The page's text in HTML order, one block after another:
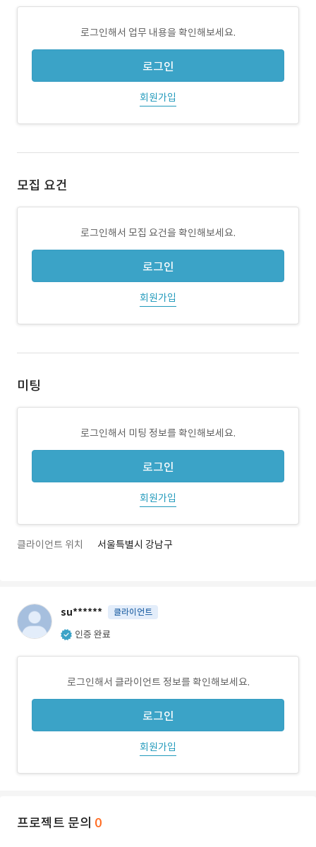
로그인해서 업무 내용을 확인해보세요.
로그인
회원가입
모집 요건
로그인해서 모집 요건을 확인해보세요.
로그인
회원가입
미팅
로그인해서 미팅 정보를 확인해보세요.
로그인
회원가입
클라이언트 위치 서울특별시 강남구
su****** 클라이언트
인증 완료
로그인해서 클라이언트 정보를 확인해보세요.
로그인
회원가입
프로젝트 문의 0